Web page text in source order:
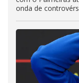
onda de